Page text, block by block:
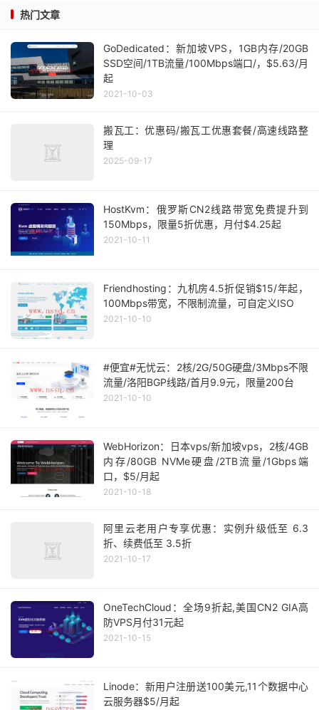
热门文章
GoDedicated：新加坡VPS，1GB内存/20GB
SSD空间/1TB流量/100Mbps端口/，$5.63/月
起
2021-10-03
搬瓦工：优惠码/搬瓦工优惠套餐/高速线路整
理
2025-09-17
HostKvm：俄罗斯CN2线路带宽免费提升到
150Mbps，限量5折优惠，月付$4.25起
2021-10-11
Friendhosting：九机房4.5折促销$15/年起，
100Mbps带宽，不限制流量，可自定义ISO
2021-10-10
#便宜#无忧云：2核/2G/50G硬盘/3Mbps不限
流量/洛阳BGP线路/首月9.9元，限量200台
2021-10-10
WebHorizon：日本vps/新加坡vps，2核/4GB
内存/80GB NVMe硬盘/2TB流量/1Gbps端
口，$5/月起
2021-10-18
阿里云老用户专享优惠：实例升级低至 6.3
折、续费低至 3.5折
2021-10-17
OneTechCloud：全场9折起,美国CN2 GIA高
防VPS月付31元起
2021-10-15
Linode：新用户注册送100美元,11个数据中心
云服务器$5/月起